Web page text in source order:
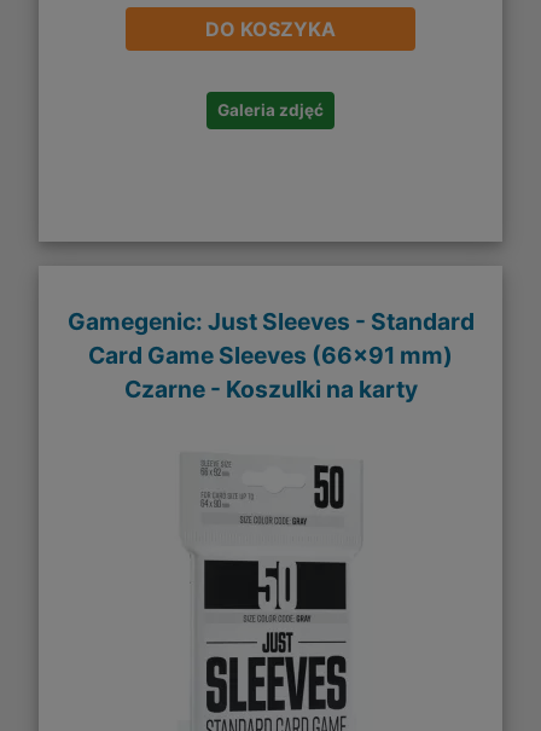
DO KOSZYKA
Galeria zdjęć
Gamegenic: Just Sleeves - Standard
Card Game Sleeves (66x91 mm)
Czarne - Koszulki na karty